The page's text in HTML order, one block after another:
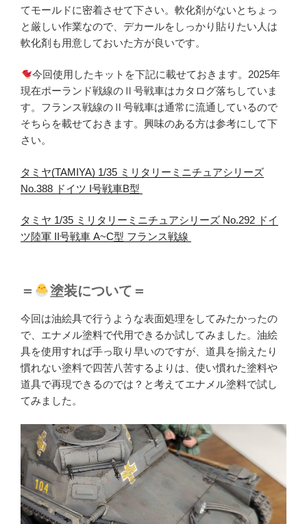
てモールドに密着させて下さい。軟化剤がないとちょっ
と厳しい作業なので、デカールをしっかり貼りたい人は
軟化剤も用意しておいた方が良いです。
今回使用したキットを下記に載せておきます。2025年
現在ポーランド戦線のⅡ号戦車はカタログ落ちしていま
す。フランス戦線のⅡ号戦車は通常に流通しているので
そちらを載せておきます。興味のある方は参考にして下
さい。
タミヤ(TAMIYA) 1/35 ミリタリーミニチュアシリーズ
No.388 ドイツ I号戦車B型
タミヤ 1/35 ミリタリーミニチュアシリーズ No.292 ドイ
ツ陸軍 II号戦車 A~C型 フランス戦線
＝ 塗装について＝
今回は油絵具で行うような表面処理をしてみたかったの
で、エナメル塗料で代用できるか試してみました。油絵
具を使用すれば手っ取り早いのですが、道具を揃えたり
慣れない塗料で四苦八苦するよりは、使い慣れた塗料や
道具で再現できるのでは？と考えてエナメル塗料で試し
てみました。